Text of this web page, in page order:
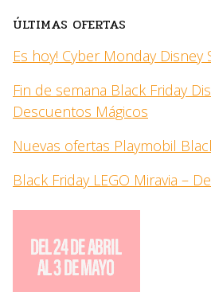
ÚLTIMAS OFERTAS
Es hoy! Cyber Monday Disney
Fin de semana Black Friday
Descuentos Mágicos
Nuevas ofertas Playmobil
Black Friday LEGO Miravia –